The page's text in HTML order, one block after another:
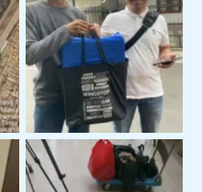
Serah Terima Sewa
Starlink Di Area
Jakarta Timur